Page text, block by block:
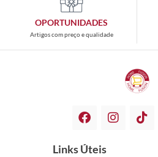
OPORTUNIDADES
Artigos com preço e qualidade
Links Úteis